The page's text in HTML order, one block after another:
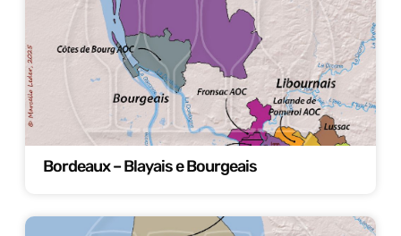
Bordeaux – Blayais e Bourgeais